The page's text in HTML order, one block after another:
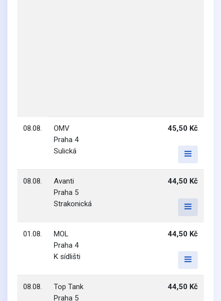
08.08.
OMV
Praha 4
Sulická
45,50 Kč
08.08.
Avanti
Praha 5
Strakonická
44,50 Kč
01.08.
MOL
Praha 4
K sídlišti
44,50 Kč
08.08.
Top Tank
Praha 5
44,50 Kč